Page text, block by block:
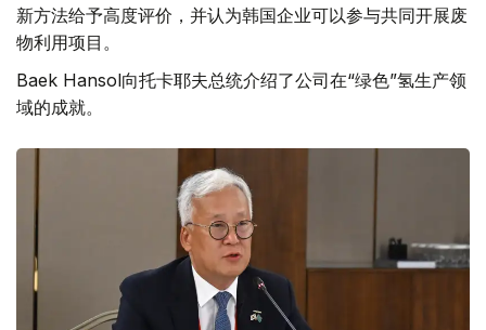
新方法给予高度评价，并认为韩国企业可以参与共同开展废
物利用项目。
Baek Hansol向托卡耶夫总统介绍了公司在“绿色”氢生产领
域的成就。